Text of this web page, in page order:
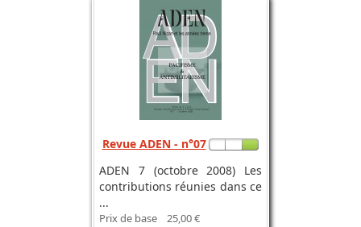
Revue ADEN - n°07
ADEN 7 (octobre 2008) Les
contributions réunies dans ce
...
Prix de base 25,00 €